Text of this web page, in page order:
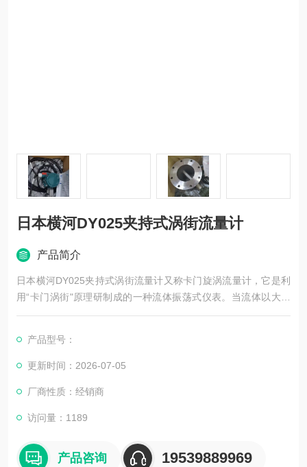
日本横河DY025夹持式涡街流量计
产品简介
日本横河DY025夹持式涡街流量计又称卡门旋涡流量计，它是利
用“卡门涡街"原理研制成的一种流体振荡式仪表。当流体以大的
流速流过垂直于流体流向的非流线形柱状体时，只要柱状体几何
离频率与流体的流速成正比，与柱状体迎流面宽度成反比
产品型号：
更新时间：2026-07-05
厂商性质：经销商
访问量：1189
产品咨询 19539889969